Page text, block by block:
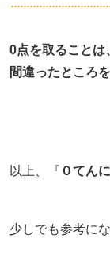
0点を取ることは
間違ったところ
以上、『 ０てん
少しでも参考に